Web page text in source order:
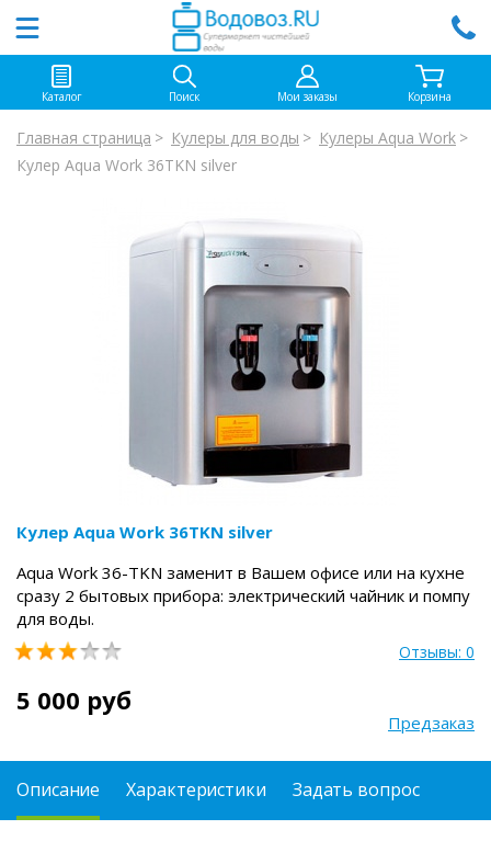
Каталог Поиск Мои заказы Корзина
Главная страница Кулеры для воды
Кулеры Aqua Work
Кулер Aqua Work 36TKN silver
Кулер Aqua Work 36TKN silver
Aqua Work 36-TKN заменит в Вашем офисе или на кухне
сразу 2 бытовых прибора: электрический чайник и помпу
для воды.
Отзывы: 0
5 000 руб
Предзаказ
Описание Характеристики Задать вопрос